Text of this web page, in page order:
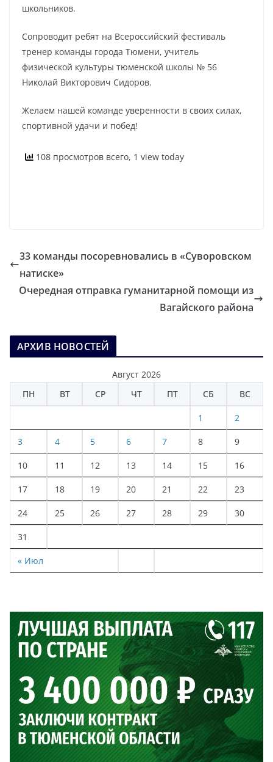
школьников.
Сопроводит ребят на Всероссийский фестиваль
тренер команды города Тюмени, учитель
физической культуры тюменской школы № 56
Николай Викторович Сидоров.
Желаем нашей команде уверенности в своих силах,
спортивной удачи и побед!
108 просмотров всего, 1 view today
33 команды посоревновались в «Суворовском
натиске»
Очередная отправка гуманитарной помощи из
Вагайского района
АРХИВ НОВОСТЕЙ
Август 2026
ПН
ВТ СР ЧТ ПТ СБ ВС
« Июл
1 2
3 4 5 6 7 8 9
10 11 12 13 14 15 16
17 18 19 20 21 22 23
24 25 26 27 28 29 30
31